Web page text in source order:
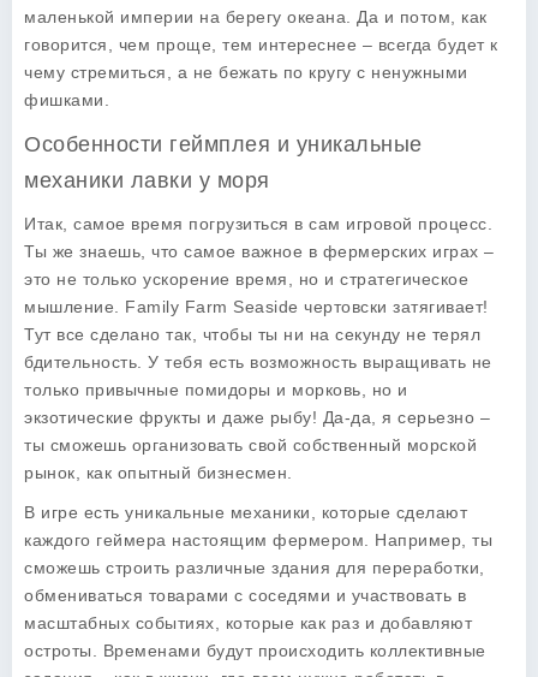
маленькой империи на берегу океана. Да и потом, как
говорится, чем проще, тем интереснее – всегда будет к
чему стремиться, а не бежать по кругу с ненужными
фишками.
Особенности геймплея и уникальные
механики лавки у моря
Итак, самое время погрузиться в сам игровой процесс.
Ты же знаешь, что самое важное в фермерских играх –
это не только ускорение время, но и стратегическое
мышление. Family Farm Seaside чертовски затягивает!
Тут все сделано так, чтобы ты ни на секунду не терял
бдительность. У тебя есть возможность выращивать не
только привычные помидоры и морковь, но и
экзотические фрукты и даже рыбу! Да-да, я серьезно –
ты сможешь организовать свой собственный морской
рынок, как опытный бизнесмен.
В игре есть уникальные механики, которые сделают
каждого геймера настоящим фермером. Например, ты
сможешь строить различные здания для переработки,
обмениваться товарами с соседями и участвовать в
масштабных событиях, которые как раз и добавляют
остроты. Временами будут происходить коллективные